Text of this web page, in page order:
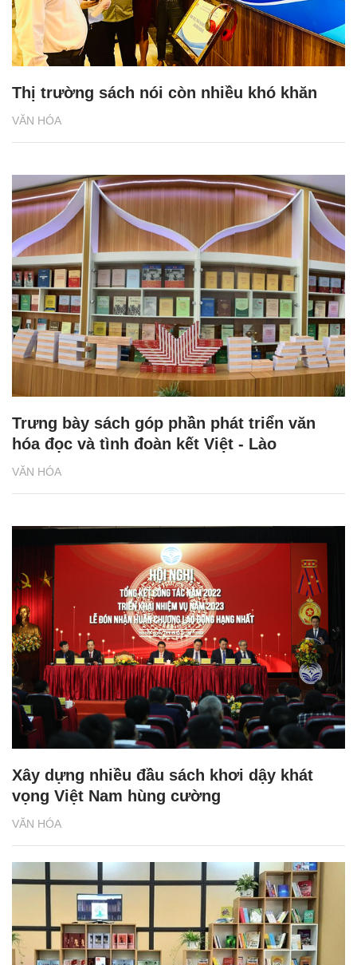
VĂN HÓA
Thị trường sách nói còn nhiều khó khăn
VĂN HÓA
Trưng bày sách góp phần phát triển văn
hóa đọc và tình đoàn kết Việt - Lào
VĂN HÓA
Xây dựng nhiều đầu sách khơi dậy khát
vọng Việt Nam hùng cường